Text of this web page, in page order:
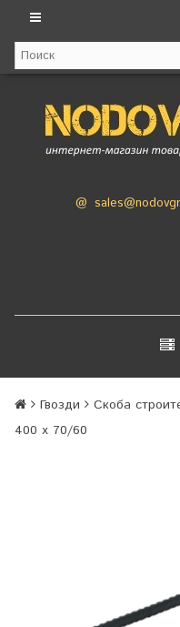
@
Гвозди Скоба
400 х 70/60